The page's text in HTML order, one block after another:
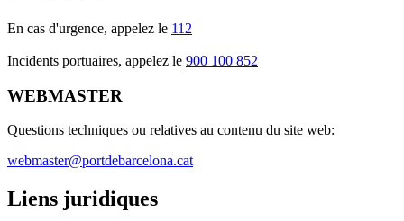
En cas d'urgence, appelez le 112
Incidents portuaires, appelez le 900 100 852
WEBMASTER
Questions techniques ou relatives au contenu du site web:
webmaster@portdebarcelona.cat
Liens juridiques